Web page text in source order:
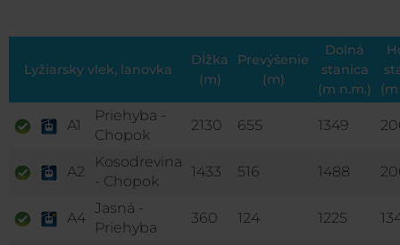
Lyžiarsky vlek, lanovka
Dĺžka
(m)
Prevýšenie
(m)
Dolná
stanica
(m n.m.)
A1
Priehyba -
Chopok
2130 655 1349
A2
Kosodrevina
- Chopok
1433 516 1488
A4
Jasná -
Priehyba
360 124 1225